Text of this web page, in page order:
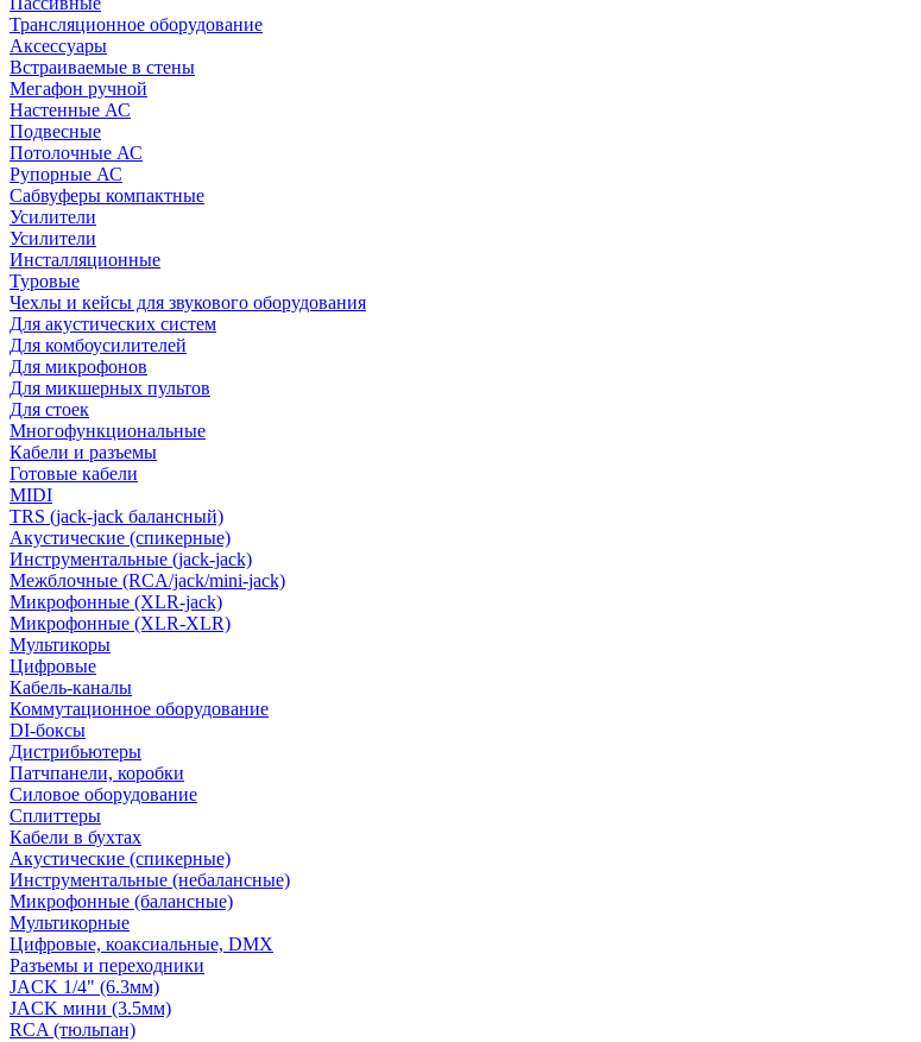
Трансляционное оборудование
Аксессуары
Встраиваемые в стены
Мегафон ручной
Настенные АС
Подвесные
Потолочные АС
Рупорные АС
Сабвуферы компактные
Усилители
Усилители
Инсталляционные
Туровые
Чехлы и кейсы для звукового оборудования
Для акустических систем
Для комбоусилителей
Для микрофонов
Для микшерных пультов
Для стоек
Многофункциональные
Кабели и разъемы
Готовые кабели
MIDI
TRS (jack-jack балансный)
Акустические (спикерные)
Инструментальные (jack-jack)
Межблочные (RCA/jack/mini-jack)
Микрофонные (XLR-jack)
Микрофонные (XLR-XLR)
Мультикоры
Цифровые
Кабель-каналы
Коммутационное оборудование
DI-боксы
Дистрибьютеры
Патчпанели, коробки
Силовое оборудование
Сплиттеры
Кабели в бухтах
Акустические (спикерные)
Инструментальные (небалансные)
Микрофонные (балансные)
Мультикорные
Цифровые, коаксиальные, DMX
Разъемы и переходники
JACK 1/4" (6.3мм)
JACK мини (3.5мм)
RCA (тюльпан)